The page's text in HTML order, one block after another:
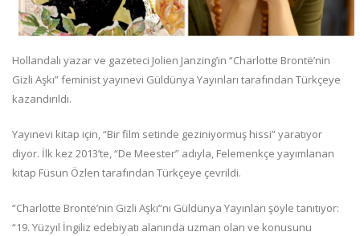
Hollandalı yazar ve gazeteci Jolien Janzing’in “Charlotte Brontë’nin
Gizli Aşkı” feminist yayınevi Güldünya Yayınları tarafından Türkçeye
kazandırıldı.
Yayınevi kitap için, “Bir film setinde geziniyormuş hissi” yaratıyor
diyor. İlk kez 2013’te, “De Meester” adıyla, Felemenkçe yayımlanan
kitap Füsun Özlen tarafından Türkçeye çevrildi.
“Charlotte Brontë’nin Gizli Aşkı”nı Güldünya Yayınları şöyle tanıtıyor:
“19. Yüzyıl İngiliz edebiyatı alanında uzman olan ve konusunu